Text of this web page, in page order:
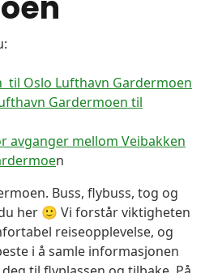
til Oslo Lufthavn Gardermoen
Gardermoen til
avganger mellom Veibakken
n
Buss, flybuss, tog og
her 🙂 Vi forstår viktigheten
reiseopplevelse, og
i å samle informasjonen